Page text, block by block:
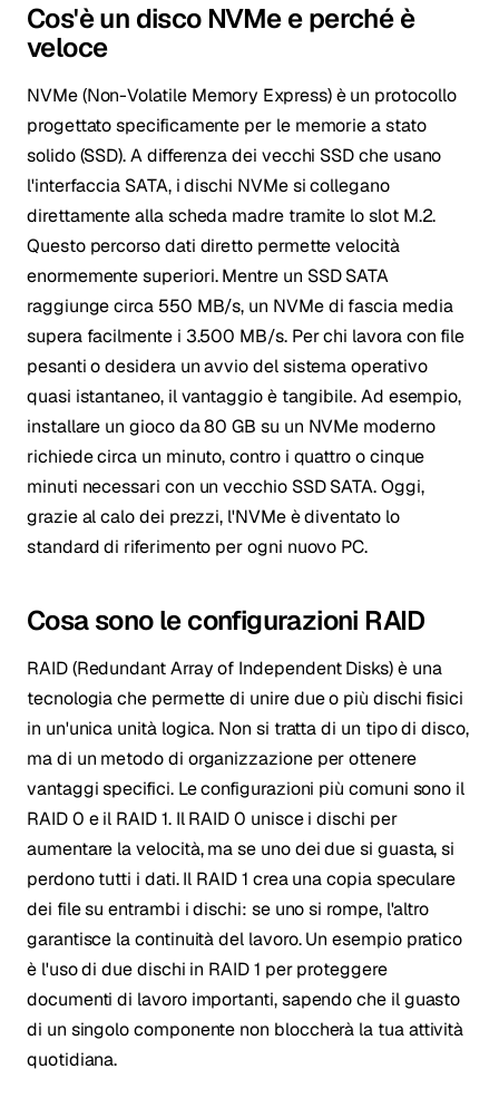
Cos'è un disco NVMe e perché è
veloce
NVMe (Non-Volatile Memory Express) è un protocollo
progettato specificamente per le memorie a stato
solido (SSD). A differenza dei vecchi SSD che usano
l'interfaccia SATA, i dischi NVMe si collegano
direttamente alla scheda madre tramite lo slot M.2.
Questo percorso dati diretto permette velocità
enormemente superiori. Mentre un SSD SATA
raggiunge circa 550 MB/s, un NVMe di fascia media
supera facilmente i 3.500 MB/s. Per chi lavora con file
pesanti o desidera un avvio del sistema operativo
quasi istantaneo, il vantaggio è tangibile. Ad esempio,
installare un gioco da 80 GB su un NVMe moderno
richiede circa un minuto, contro i quattro o cinque
minuti necessari con un vecchio SSD SATA. Oggi,
grazie al calo dei prezzi, l'NVMe è diventato lo
standard di riferimento per ogni nuovo PC.
Cosa sono le configurazioni RAID
RAID (Redundant Array of Independent Disks) è una
tecnologia che permette di unire due o più dischi fisici
in un'unica unità logica. Non si tratta di un tipo di disco,
ma di un metodo di organizzazione per ottenere
vantaggi specifici. Le configurazioni più comuni sono il
RAID 0 e il RAID 1. Il RAID 0 unisce i dischi per
aumentare la velocità, ma se uno dei due si guasta, si
perdono tutti i dati. Il RAID 1 crea una copia speculare
dei file su entrambi i dischi: se uno si rompe, l'altro
garantisce la continuità del lavoro. Un esempio pratico
è l'uso di due dischi in RAID 1 per proteggere
documenti di lavoro importanti, sapendo che il guasto
di un singolo componente non bloccherà la tua attività
quotidiana.